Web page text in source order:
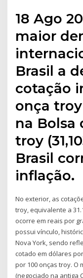
18 Ago
maior
Brasil a
cotação
onça troy
na Bolsa
troy
Brasil
inflação.
No exterior, as
troy, equivalente a
ocorre em reais por
possui vínculo,
Nova York, sendo
cotado em dólares
por 100 onças troy. O
(negociado na antiga